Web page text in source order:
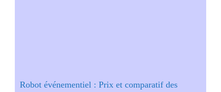
Robot événementiel : Prix et comparatif des